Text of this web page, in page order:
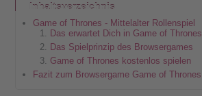
Inhaltsverzeichnis
Game of Thrones - Mittelalter Rollenspiel
Das erwartet Dich in Game of Thrones
Das Spielprinzip des Browsergames
Game of Thrones kostenlos spielen
Fazit zum Browsergame Game of Thrones